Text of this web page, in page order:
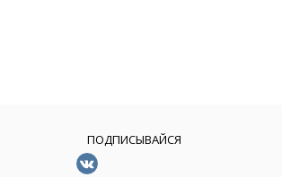
ПОДПИСЫВАЙСЯ